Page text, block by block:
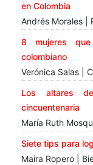
en Colombia
Andrés Morales |
8 mujeres
colombiano
Verónica Salas |
Los altares
cincuentenaria
María Ruth
Siete tips para
Maira Ropero |